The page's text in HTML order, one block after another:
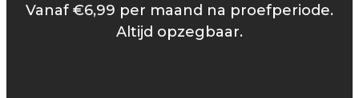
Vanaf €6,99 per maand na proefperiode.
Altijd opzegbaar.